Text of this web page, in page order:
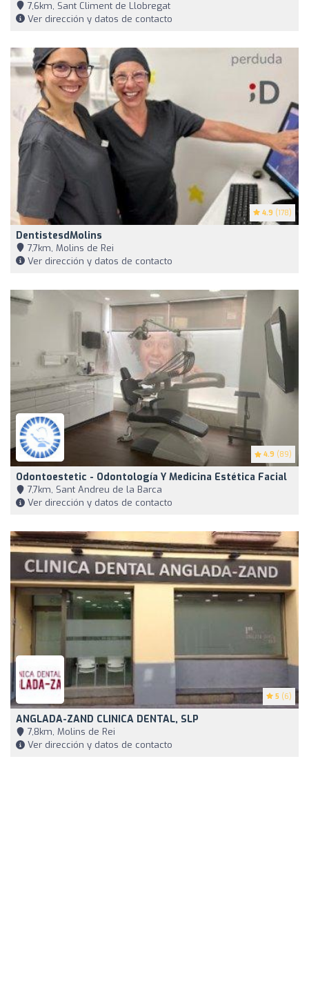
7,6km, Sant Climent de Llobregat
Ver dirección y datos de contacto
4.9 (178)
DentistesdMolins
7,7km, Molins de Rei
Ver dirección y datos de contacto
4.9 (89)
Odontoestetic - Odontología Y Medicina Estética Facial
7,7km, Sant Andreu de la Barca
Ver dirección y datos de contacto
5 (6)
ANGLADA-ZAND CLINICA DENTAL, SLP
7,8km, Molins de Rei
Ver dirección y datos de contacto